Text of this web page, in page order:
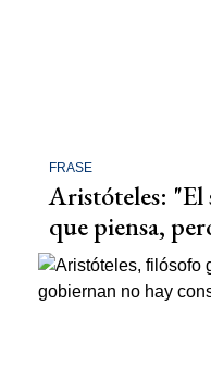
FRASE
Aristóteles: "El
que piensa,